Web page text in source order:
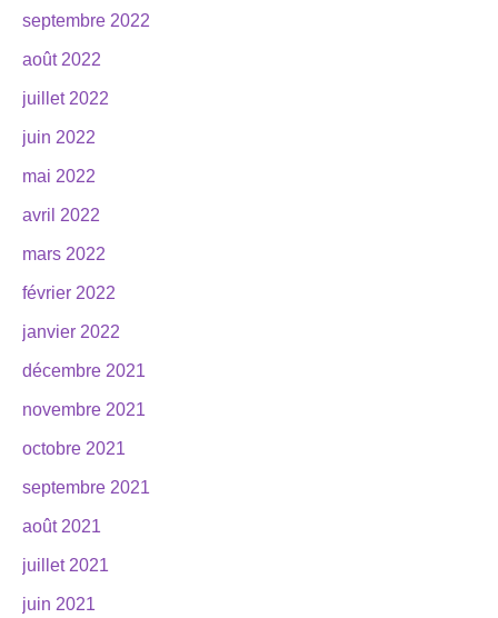
septembre 2022
août 2022
juillet 2022
juin 2022
mai 2022
avril 2022
mars 2022
février 2022
janvier 2022
décembre 2021
novembre 2021
octobre 2021
septembre 2021
août 2021
juillet 2021
juin 2021